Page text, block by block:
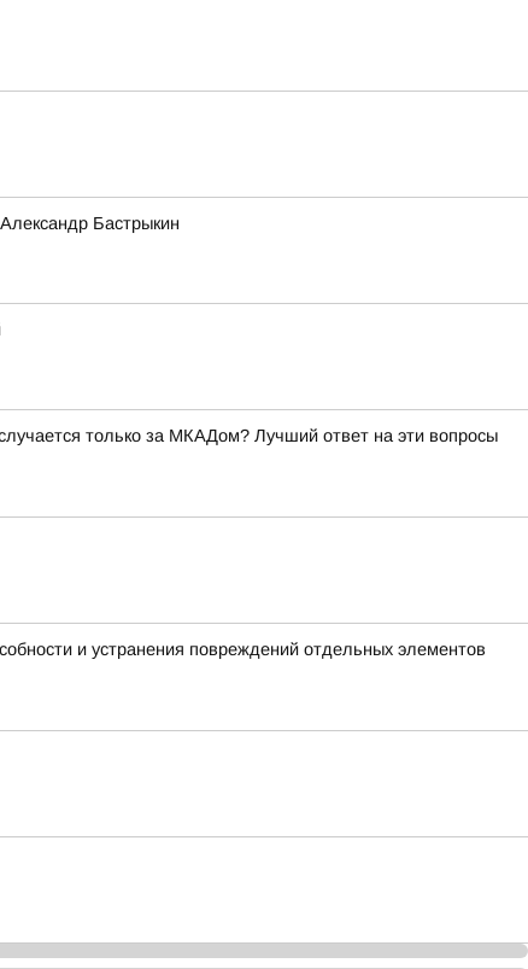
Бастрыкин
только за МКАДом? Лучший ответ на эти вопросы
и устранения повреждений отдельных элементов